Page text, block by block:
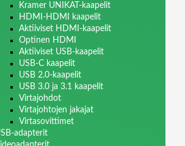
Kramer UNIKAT-kaapelit
HDMI-HDMI kaapelit
Aktiiviset HDMI-kaapelit
Optinen HDMI
Aktiiviset USB-kaapelit
USB-C kaapelit
USB 2.0-kaapelit
USB 3.0 ja 3.1 kaapelit
Virtajohdot
Virtajohtojen jakajat
Virtasovittimet
adapterit